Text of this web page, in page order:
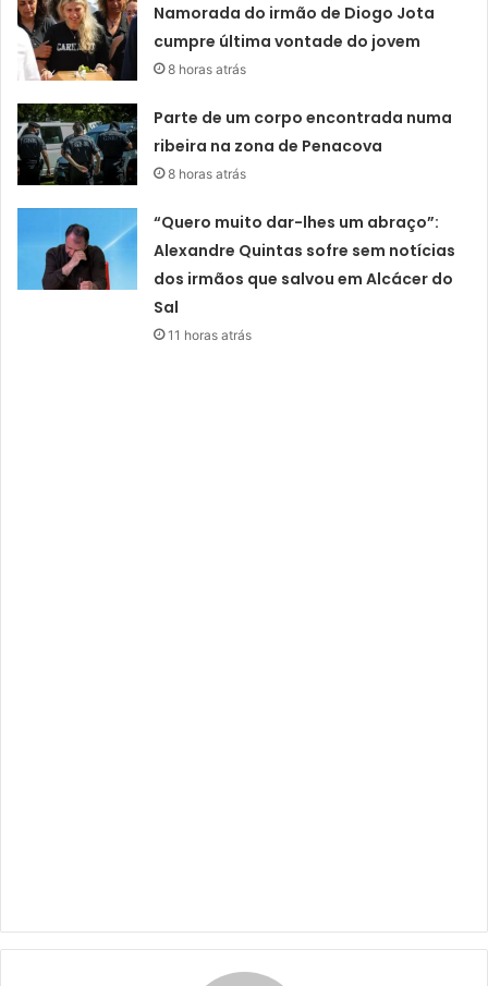
Namorada do irmão de Diogo Jota
cumpre última vontade do jovem
8 horas atrás
Parte de um corpo encontrada numa
ribeira na zona de Penacova
8 horas atrás
“Quero muito dar-lhes um abraço”:
Alexandre Quintas sofre sem notícias
dos irmãos que salvou em Alcácer do
Sal
11 horas atrás